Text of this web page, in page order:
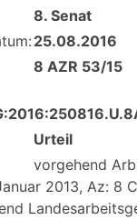
8. Senat
25.08.2016
8 AZR 53/15
Urteil
vorgehend
2013, Az: 8